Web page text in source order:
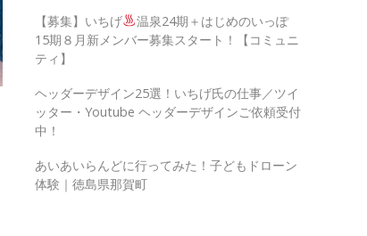
【募集】いちげ
温泉24期＋はじめのいっぽ
15期８月新メンバー募集スタート！【コミュニ
ティ】
ヘッダーデザイン25選！いちげ氏の仕事／ツイ
ッター・Youtube ヘッダーデザインご依頼受付
中！
あいあいらんどに行ってみた！子どもドローン
体験｜徳島県那賀町